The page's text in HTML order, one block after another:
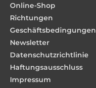
Online-Shop
Richtungen
Geschäftsbedingungen
Newsletter
Datenschutzrichtlinie
Haftungsausschluss
Impressum